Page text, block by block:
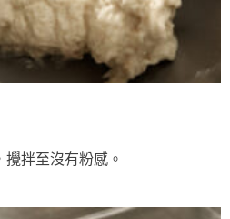
攪拌至沒有粉感。